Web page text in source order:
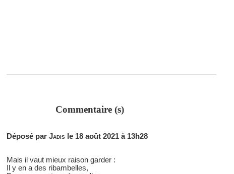
Commentaire (s)
Déposé par Jadis le 18 août 2021 à 13h28
Mais il vaut mieux raison garder :
Il y en a des ribambelles,